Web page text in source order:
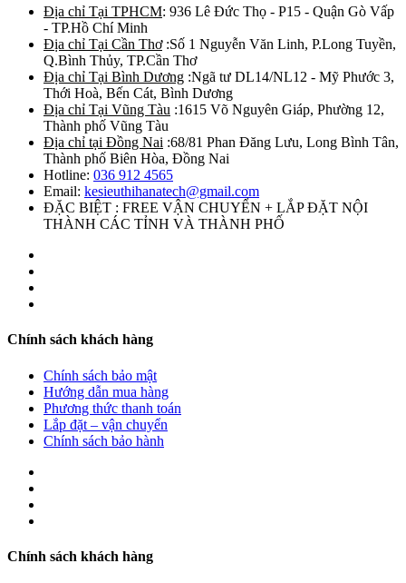
Địa chỉ Tại TPHCM: 936 Lê Đức Thọ - P15 - Quận Gò Vấp
- TP.Hồ Chí Minh
Địa chỉ Tại Cần Thơ:Số 1 Nguyễn Văn Linh, P.Long Tuyền,
Q.Bình Thủy, TP.Cần Thơ
Địa chỉ Tại Bình Dương :Ngã tư DL14/NL12 - Mỹ Phước 3,
Thới Hoà, Bến Cát, Bình Dương
Địa chỉ Tại Vũng Tàu :1615 Võ Nguyên Giáp, Phường 12,
Thành phố Vũng Tàu
Địa chỉ tại Đồng Nai :68/81 Phan Đăng Lưu, Long Bình Tân,
Thành phố Biên Hòa, Đồng Nai
Hotline: 036 912 4565
Email: kesieuthihanatech@gmail.com
ĐẶC BIỆT : FREE VẬN CHUYỂN + LẮP ĐẶT NỘI
THÀNH CÁC TỈNH VÀ THÀNH PHỐ
Chính sách khách hàng
Chính sách bảo mật
Hướng dẫn mua hàng
Phương thức thanh toán
Lắp đặt – vận chuyển
Chính sách bảo hành
Chính sách khách hàng